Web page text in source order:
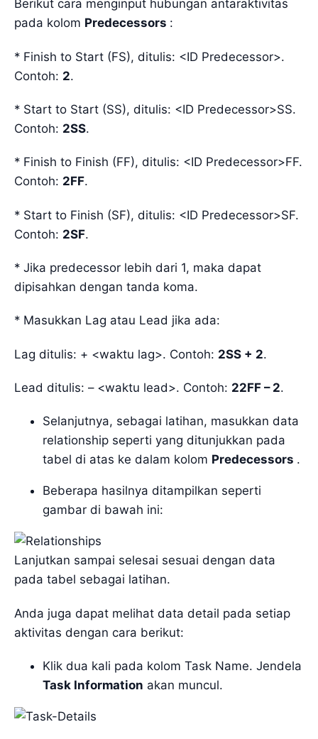
Berikut cara menginput hubungan antaraktivitas
pada kolom Predecessors :
* Finish to Start (FS), ditulis: <ID Predecessor>.
Contoh: 2.
* Start to Start (SS), ditulis: <ID Predecessor>SS.
Contoh: 2SS.
* Finish to Finish (FF), ditulis: <ID Predecessor>FF.
Contoh: 2FF.
* Start to Finish (SF), ditulis: <ID Predecessor>SF.
Contoh: 2SF.
* Jika predecessor lebih dari 1, maka dapat
dipisahkan dengan tanda koma.
* Masukkan Lag atau Lead jika ada:
Lag ditulis: + <waktu lag>. Contoh: 2SS + 2.
Lead ditulis: – <waktu lead>. Contoh: 22FF – 2.
Selanjutnya, sebagai latihan, masukkan data
relationship seperti yang ditunjukkan pada
tabel di atas ke dalam kolom Predecessors .
Beberapa hasilnya ditampilkan seperti
gambar di bawah ini:
Lanjutkan sampai selesai sesuai dengan data
pada tabel sebagai latihan.
Anda juga dapat melihat data detail pada setiap
aktivitas dengan cara berikut:
Klik dua kali pada kolom Task Name. Jendela
Task Information akan muncul.